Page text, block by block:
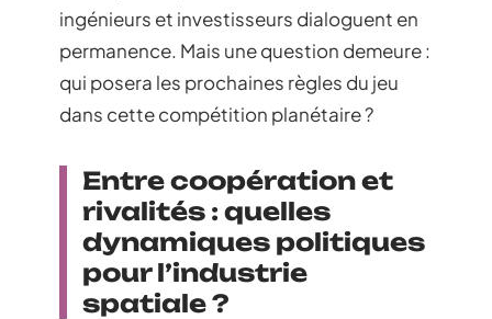
ingénieurs et investisseurs dialoguent en
permanence. Mais une question demeure :
qui posera les prochaines règles du jeu
dans cette compétition planétaire ?
Entre coopération et
rivalités : quelles
dynamiques politiques
pour l’industrie
spatiale ?